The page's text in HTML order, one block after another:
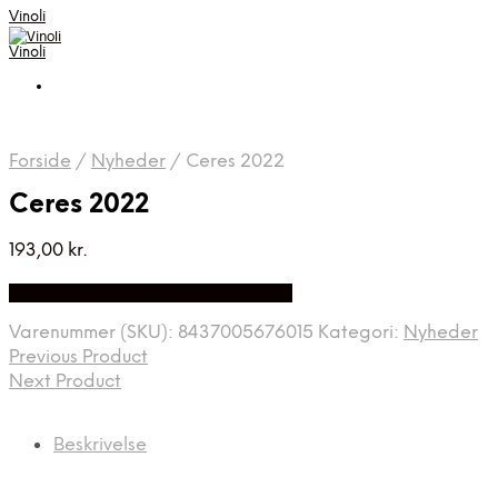
Vinoli
Vinoli
Forside / Nyheder / Ceres 2022
Ceres 2022
193,00 kr.
Varenummer (SKU): 8437005676015 Kategori: Nyheder
Previous Product
Next Product
Beskrivelse